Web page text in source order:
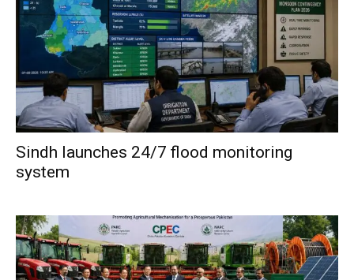
Sindh launches 24/7 flood monitoring
system